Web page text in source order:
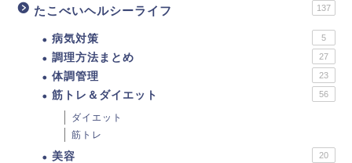
たこべいヘルシーライフ 137
病気対策 5
調理方法まとめ 27
体調管理 23
筋トレ＆ダイエット 56
ダイエット
筋トレ
美容 20